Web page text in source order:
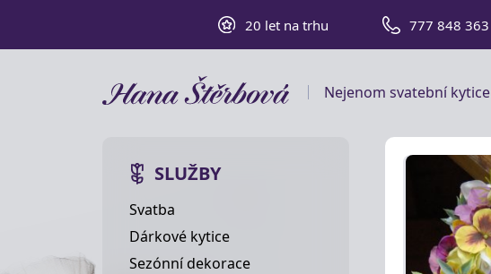
20 let na trhu 777 848 363
Nejenom svatební kytice
SLUŽBY
Svatba
Dárkové kytice
Sezónní dekorace